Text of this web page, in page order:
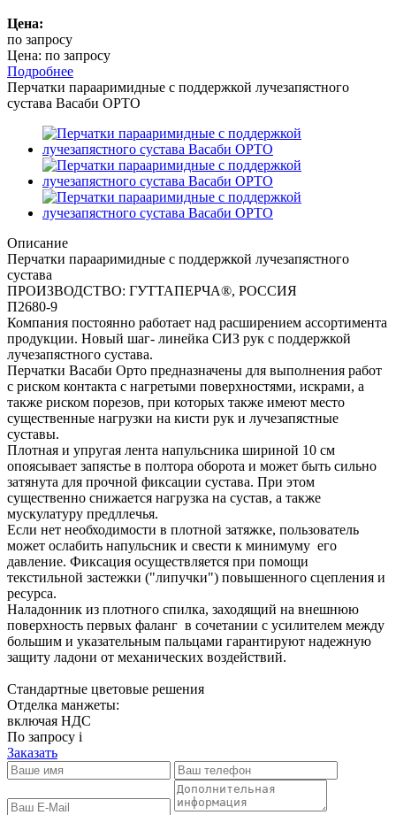
Цена:
по запросу
Цена: по запросу
Подробнее
Перчатки парааримидные с поддержкой лучезапястного
сустава Васаби ОРТО
Описание
Перчатки парааримидные с поддержкой лучезапястного
сустава
ПРОИЗВОДСТВО: ГУТТАПЕРЧА®, РОССИЯ
П2680-9
Компания постоянно работает над расширением ассортимента
продукции. Новый шаг- линейка СИЗ рук с поддержкой
лучезапястного сустава.
Перчатки Васаби Орто предназначены для выполнения работ
с риском контакта с нагретыми поверхностями, искрами, а
также риском порезов, при которых также имеют место
существенные нагрузки на кисти рук и лучезапястные
суставы.
Плотная и упругая лента напульсника шириной 10 см
опоясывает запястье в полтора оборота и может быть сильно
затянута для прочной фиксации сустава. При этом
существенно снижается нагрузка на сустав, а также
мускулатуру предллечья.
Если нет необходимости в плотной затяжке, пользователь
может ослабить напульсник и свести к минимуму его
давление. Фиксация осуществляется при помощи
текстильной застежки ("липучки") повышенного сцепления и
ресурса.
Наладонник из плотного спилка, заходящий на внешнюю
поверхность первых фаланг в сочетании с усилителем между
большим и указательным пальцами гарантируют надежную
защиту ладони от механических воздействий.
Стандартные цветовые решения
Отделка манжеты:
включая НДС
По запросу i
Заказать